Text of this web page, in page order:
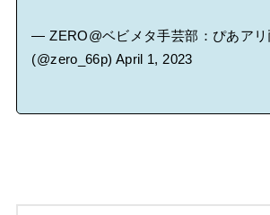
— ZERO@ベビメタ手芸部：ぴあアリ
(@zero_66p) April 1, 2023